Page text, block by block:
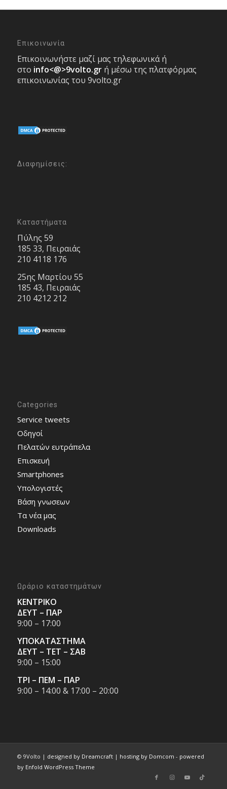
Επικοινωνία
Επικοινωνήστε μαζί μας τηλεφωνικά ή
στο info<@>9volto.gr ή μέσω της πλατφόρμας
επικοινωνίας του 9volto.gr
Διαφημίσεις:
Καταστήματα
Πύλης 59
185 33, Πειραιάς
210 4118 176
25ης Μαρτίου 55
185 43, Πειραιάς
210 4212 212
Categories
Service tweets
Οδηγοί
Πελατών ευτράπελα
Επισκευή
Smartphones
Υπολογιστές
Bάση γνωσεων
Τα νέα μας
Downloads
Ωράριο καταστημάτων
ΚΕΝΤΡΙΚΟ
ΔΕΥΤ – ΠΑΡ
9:00 – 17:00
ΥΠΟΚΑΤΑΣΤΗΜΑ
ΔΕΥΤ – ΤΕΤ – ΣΑΒ
9:00 – 15:00
ΤΡΙ – ΠΕΜ – ΠΑΡ
9:00 – 14:00 & 17:00 – 20:00
© 9Volto | designed by Dreamcraft| hosting by Domcom - powered
by Enfold WordPress Theme